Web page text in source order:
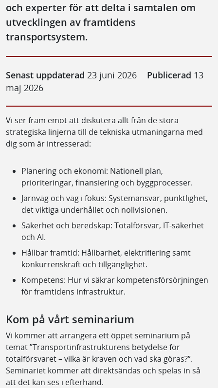
och experter för att delta i samtalen om
utvecklingen av framtidens
transportsystem.
Senast uppdaterad 23 juni 2026 Publicerad 13
maj 2026
Vi ser fram emot att diskutera allt från de stora
strategiska linjerna till de tekniska utmaningarna med
dig som är intresserad:
Planering och ekonomi: Nationell plan,
prioriteringar, finansiering och byggprocesser.
Järnväg och väg i fokus: Systemansvar, punktlighet,
det viktiga underhållet och nollvisionen.
Säkerhet och beredskap: Totalförsvar, IT-säkerhet
och AI.
Hållbar framtid: Hållbarhet, elektrifiering samt
konkurrenskraft och tillgänglighet.
Kompetens: Hur vi säkrar kompetensförsörjningen
för framtidens infrastruktur.
Kom på vårt seminarium
Vi kommer att arrangera ett öppet seminarium på
temat ”Transportinfrastrukturens betydelse för
totalförsvaret – vilka är kraven och vad ska göras?”.
Seminariet kommer att direktsändas och spelas in så
att det kan ses i efterhand.